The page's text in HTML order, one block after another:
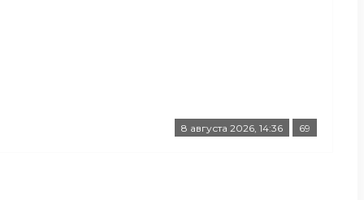
8 августа 2026, 14:36 69